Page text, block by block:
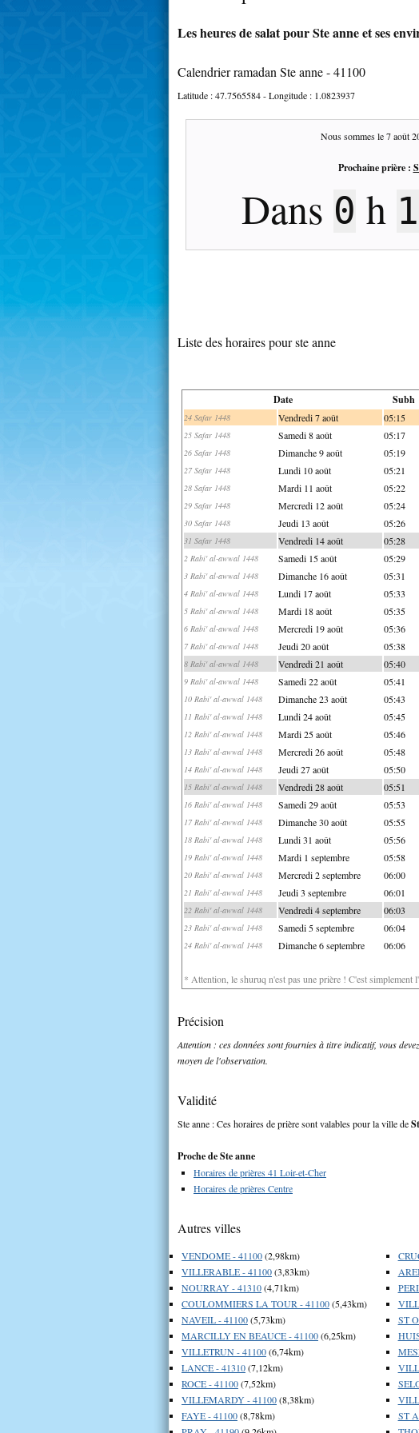
Les heures de salat pour Ste anne et ses
Calendrier ramadan Ste anne - 41100
Latitude :47.7565584- Longitude : 1.0823937
Nous sommes le7 août
Prochaine prière :
Dans 0 h
Liste des horaires pour ste anne
Date Subh
24 Safar 1448 Vendredi 7 août 05:15
25 Safar 1448 Samedi 8 août 05:17
26 Safar 1448 Dimanche 9 août 05:19
27 Safar 1448 Lundi 10 août 05:21
28 Safar 1448 Mardi 11 août 05:22
29 Safar 1448 Mercredi 12 août 05:24
30 Safar 1448 Jeudi 13 août 05:26
31 Safar 1448 Vendredi 14 août 05:28
2 Rabi' al-awwal 1448 Samedi 15 août 05:29
3 Rabi' al-awwal 1448 Dimanche 16 août 05:31
4 Rabi' al-awwal 1448 Lundi 17 août 05:33
5 Rabi' al-awwal 1448 Mardi 18 août 05:35
6 Rabi' al-awwal 1448 Mercredi 19 août 05:36
7 Rabi' al-awwal 1448 Jeudi 20 août 05:38
8 Rabi' al-awwal 1448 Vendredi 21 août 05:40
9 Rabi' al-awwal 1448 Samedi 22 août 05:41
10 Rabi' al-awwal 1448 Dimanche 23 août 05:43
11 Rabi' al-awwal 1448 Lundi 24 août 05:45
12 Rabi' al-awwal 1448 Mardi 25 août 05:46
13 Rabi' al-awwal 1448 Mercredi 26 août 05:48
14 Rabi' al-awwal 1448 Jeudi 27 août 05:50
15 Rabi' al-awwal 1448 Vendredi 28 août 05:51
16 Rabi' al-awwal 1448 Samedi 29 août 05:53
17 Rabi' al-awwal 1448 Dimanche 30 août 05:55
18 Rabi' al-awwal 1448 Lundi 31 août 05:56
19 Rabi' al-awwal 1448 Mardi 1 septembre 05:58
20 Rabi' al-awwal 1448 Mercredi 2 septembre 06:00
21 Rabi' al-awwal 1448 Jeudi 3 septembre 06:01
22 Rabi' al-awwal 1448 Vendredi 4 septembre 06:03
23 Rabi' al-awwal 1448 Samedi 5 septembre 06:04
24 Rabi' al-awwal 1448 Dimanche 6 septembre 06:06
* Attention, le shuruq n'est pas une prière ! C'est simplement
Précision
Attention : ces données sont fournies à titre indicatif, vous
moyen de l'observation.
Validité
Ste anne : Ces horaires de prière sont valables pour la ville de
Proche de Ste anne
Horaires de prières 41 Loir-et-Cher
Horaires de prières Centre
Autres villes
VENDOME - 41100(2,98km)
VILLERABLE - 41100(3,83km)
NOURRAY - 41310(4,71km)
COULOMMIERS LA TOUR - 41100(5,43km)
NAVEIL - 41100(5,73km)
MARCILLY EN BEAUCE - 41100(6,25km)
VILLETRUN - 41100(6,74km)
LANCE - 41310(7,12km)
ROCE - 41100(7,52km)
VILLEMARDY - 41100(8,38km)
FAYE - 41100(8,78km)
ST
ST